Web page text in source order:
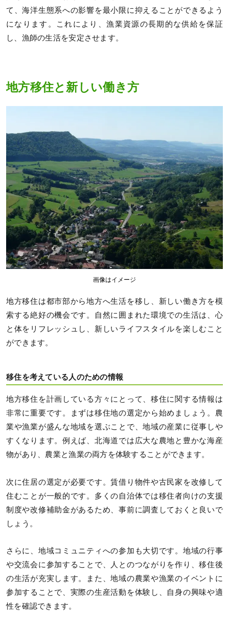
て、海洋生態系への影響を最小限に抑えることができるよう
になります。これにより、漁業資源の長期的な供給を保証
し、漁師の生活を安定させます。
地方移住と新しい働き方
画像はイメージ
地方移住は都市部から地方へ生活を移し、新しい働き方を模
索する絶好の機会です。自然に囲まれた環境での生活は、心
と体をリフレッシュし、新しいライフスタイルを楽しむこと
ができます。
移住を考えている人のための情報
地方移住を計画している方々にとって、移住に関する情報は
非常に重要です。まずは移住地の選定から始めましょう。農
業や漁業が盛んな地域を選ぶことで、地域の産業に従事しや
すくなります。例えば、北海道では広大な農地と豊かな海産
物があり、農業と漁業の両方を体験することができます。
次に住居の選定が必要です。賃借り物件や古民家を改修して
住むことが一般的です。多くの自治体では移住者向けの支援
制度や改修補助金があるため、事前に調査しておくと良いで
しょう。
さらに、地域コミュニティへの参加も大切です。地域の行事
や交流会に参加することで、人とのつながりを作り、移住後
の生活が充実します。また、地域の農業や漁業のイベントに
参加することで、実際の生産活動を体験し、自身の興味や適
性を確認できます。